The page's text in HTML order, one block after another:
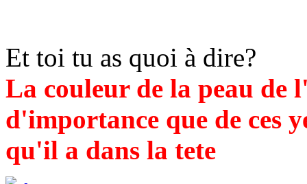
Et toi tu as quoi à dire?
La couleur de la peau de
d'importance que de ces
qu'il a dans la tete